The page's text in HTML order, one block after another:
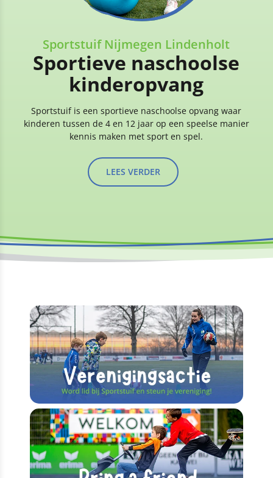
Sportstuif Nijmegen Lindenholt
Sportieve naschoolse
kinderopvang
Sportstuif is een sportieve naschoolse opvang waar
kinderen tussen de 4 en 12 jaar op een speelse manier
kennis maken met sport en spel.
LEES VERDER